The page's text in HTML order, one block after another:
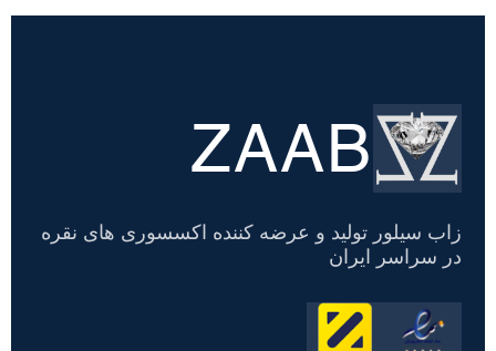
تسویه
حساب
ZAAB
زاب سیلور تولید و عرضه کننده اکسسوری های نقره
در سراسر ایران